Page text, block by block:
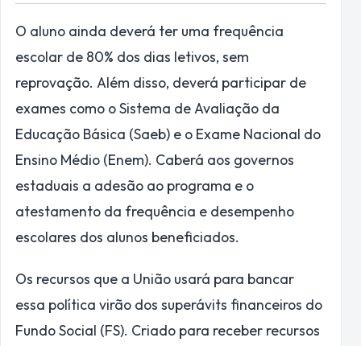
O aluno ainda deverá ter uma frequência
escolar de 80% dos dias letivos, sem
reprovação. Além disso, deverá participar de
exames como o Sistema de Avaliação da
Educação Básica (Saeb) e o Exame Nacional do
Ensino Médio (Enem). Caberá aos governos
estaduais a adesão ao programa e o
atestamento da frequência e desempenho
escolares dos alunos beneficiados.
Os recursos que a União usará para bancar
essa política virão dos superávits financeiros do
Fundo Social (FS). Criado para receber recursos